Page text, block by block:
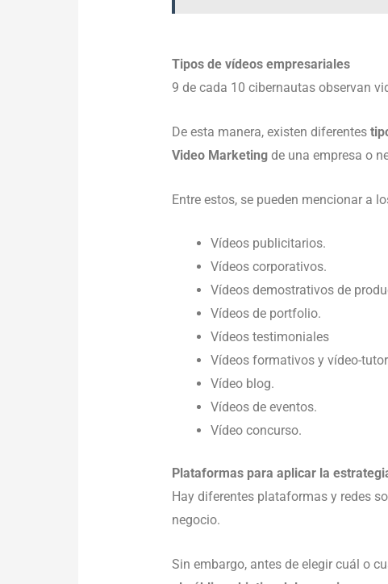
Tipos de vídeos empresariales
9 de cada 10 cibernautas observan
De esta manera, existen diferentes
Video Marketing de una empresa o
Entre estos, se pueden mencionar a
Vídeos publicitarios.
Vídeos corporativos.
Vídeos demostrativos de
Vídeos de portfolio.
Vídeos testimoniales
Vídeos formativos y vídeo-
Vídeo blog.
Vídeos de eventos.
Vídeo concurso.
Plataformas para aplicar la
Hay diferentes plataformas y redes
negocio.
Sin embargo, antes de elegir cuál o